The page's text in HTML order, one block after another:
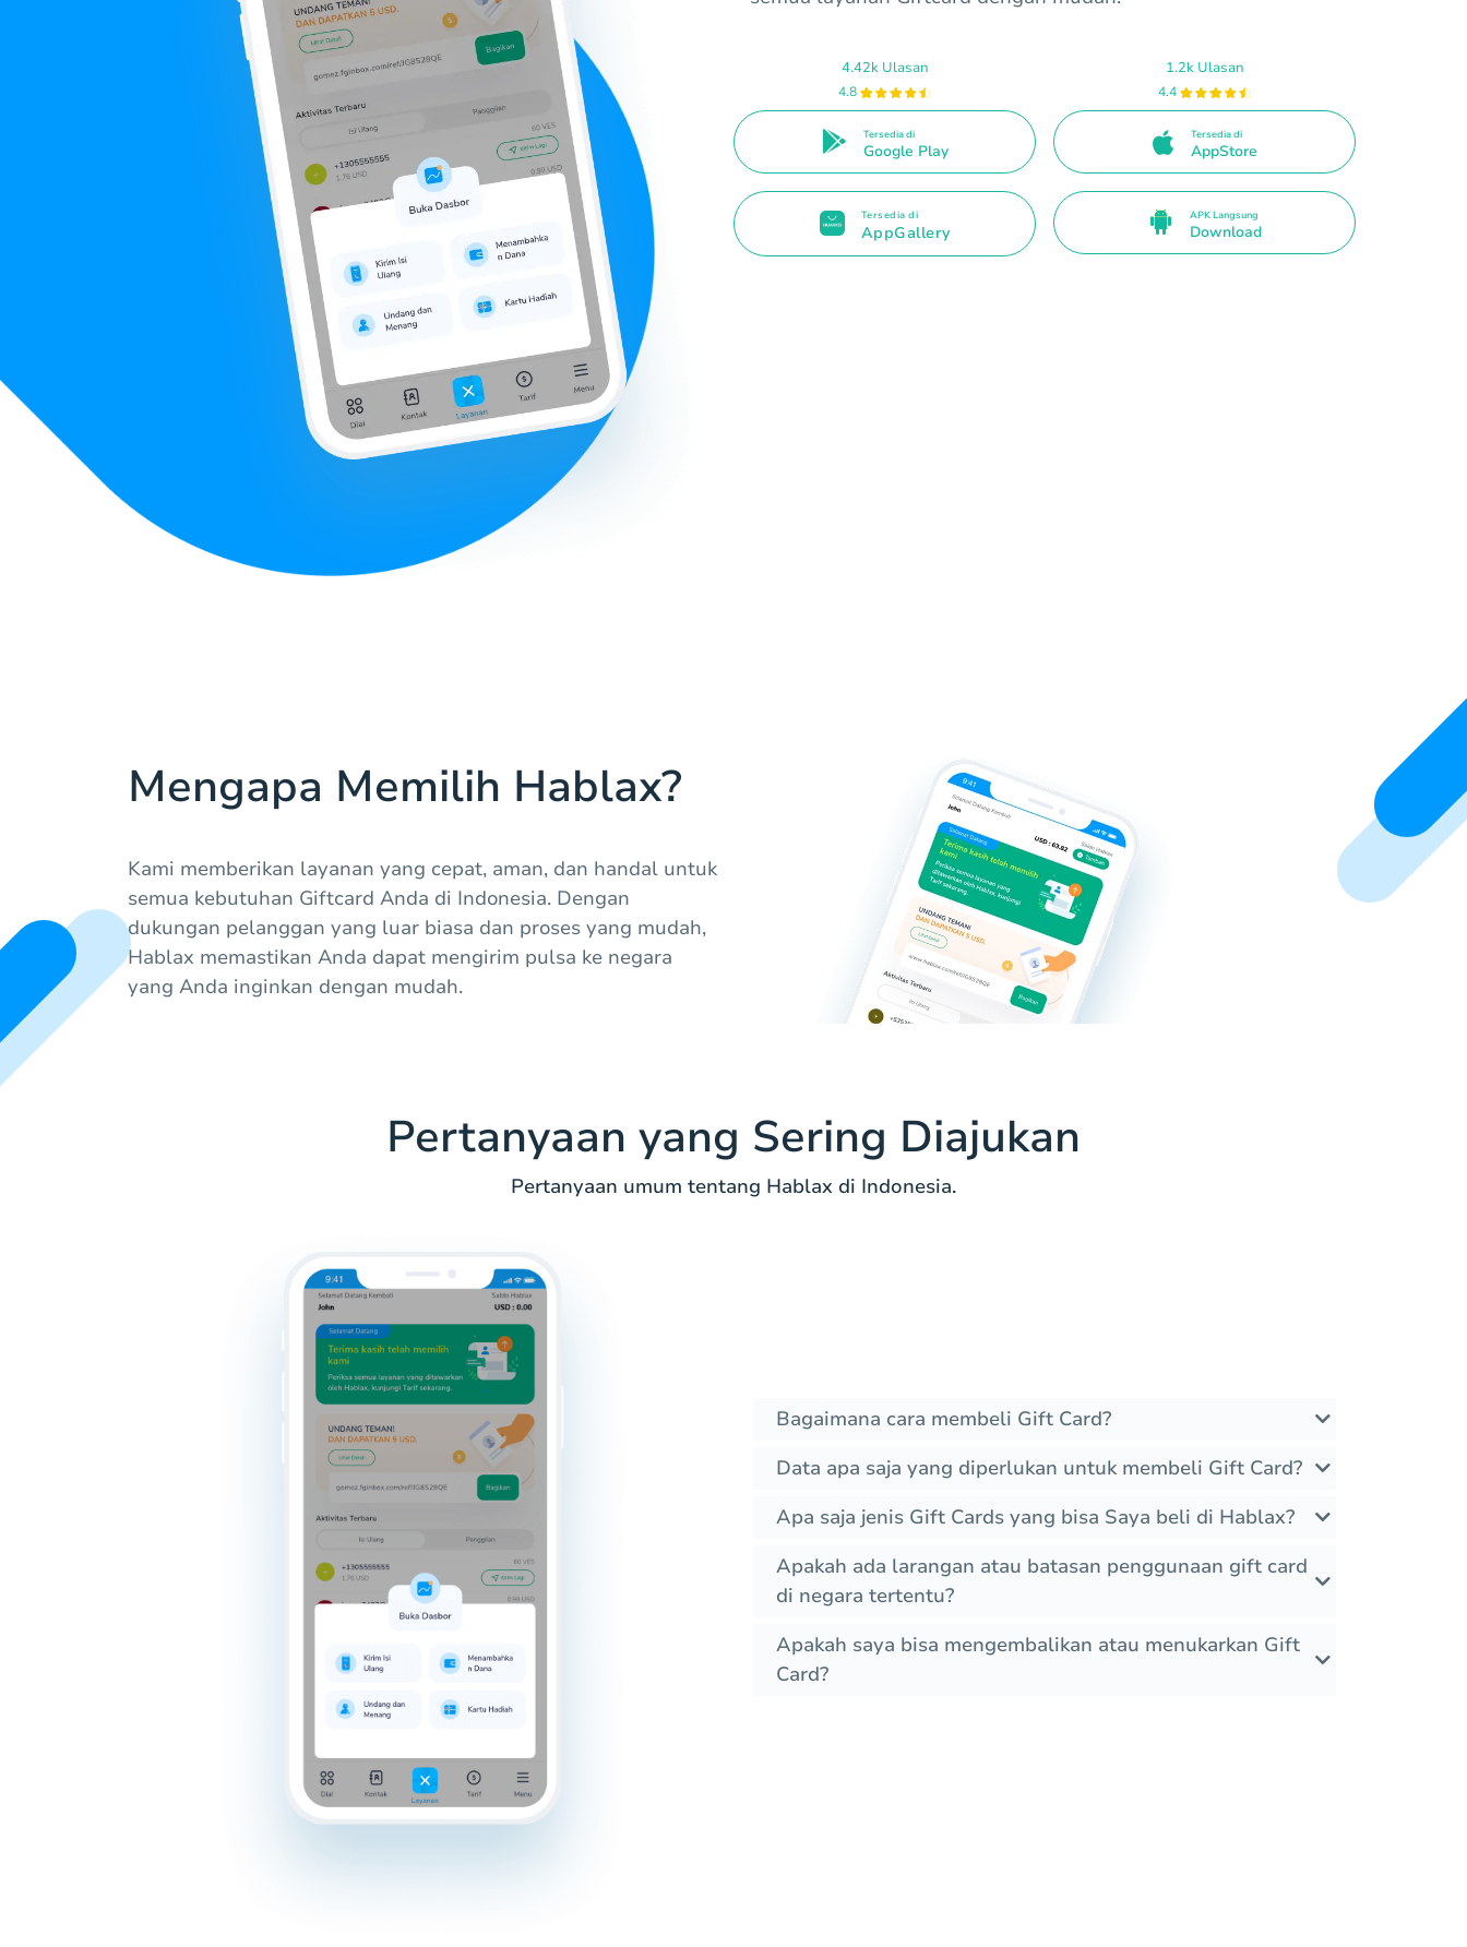
4.42k Ulasan
4.8
Tersedia di
Google Play
1.2k Ulasan
4.4
Tersedia di
AppStore
Tersedia di
AppGallery
APK Langsung
Download
Mengapa Memilih Hablax?
Kami memberikan layanan yang cepat, aman, dan handal untuk
semua kebutuhan Giftcard Anda di Indonesia. Dengan
dukungan pelanggan yang luar biasa dan proses yang mudah,
Hablax memastikan Anda dapat mengirim pulsa ke negara
yang Anda inginkan dengan mudah.
Pertanyaan yang Sering Diajukan
Pertanyaan umum tentang Hablax di Indonesia.
Bagaimana cara membeli Gift Card?
Data apa saja yang diperlukan untuk membeli Gift Card?
Apa saja jenis Gift Cards yang bisa Saya beli di Hablax?
Apakah ada larangan atau batasan penggunaan gift card
di negara tertentu?
Apakah saya bisa mengembalikan atau menukarkan Gift
Card?